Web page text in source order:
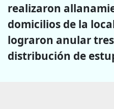
realizaron
domicilios de la
lograron anular
distribución de